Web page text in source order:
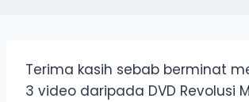
Terima kasih sebab berminat
3 video daripada DVD Revolusi